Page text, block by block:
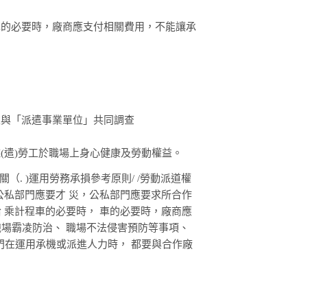
必要時，廠商應支付相關費用，不能讓承
「派遣事業單位」共同調查
)勞工於職場上身心健康及勞動權益。